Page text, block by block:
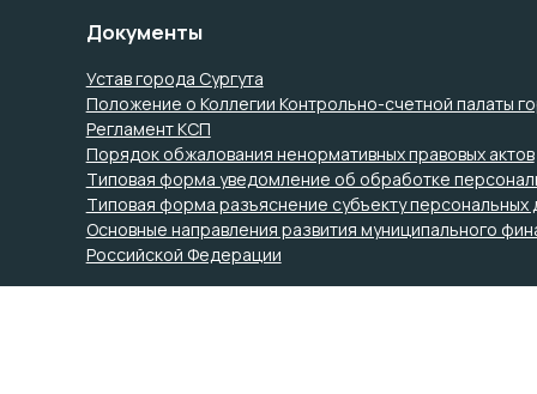
Документы
Устав города Сургута
Положение о Коллегии Контрольно-счетной палаты
Регламент КСП
Порядок обжалования ненормативных правовых актов
Типовая форма уведомление об обработке
Типовая форма разъяснение субъекту персональных
Основные направления развития муниципального
Российской Федерации